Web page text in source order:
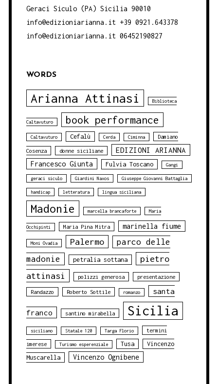
Geraci Siculo (PA) Sicilia 90010
info@edizioniarianna.it +39 0921.643378
info@edizioniarianna.it 06452190827
WORDS
Arianna Attinasi Biblioteca
Caltavuturo book performance
Caltavuturo Cefalù Cerda Ciminna Damiano
Cosenza donne siciliane EDIZIONI ARIANNA
Francesco Giunta Fulvia Toscano Gangi
geraci siculo Giardini Naxos Giuseppe Giovanni Battaglia
handicap letteratura lingua siciliana
Madonie marcella brancaforte Maria
Occhipinti Maria Pina Mitra marinella fiume
Moni Ovadia Palermo
parco delle
madonie
petralia sottana
pietro
attinasi
polizzi generosa presentazione
Randazzo Roberto Sottile romanzo santa
franco santino mirabella Sicilia
siciliano Statale 120 Targa Florio termini
imerese Turismo esperenziale Tusa
Vincenzo
Muscarella
Vincenzo Ognibene